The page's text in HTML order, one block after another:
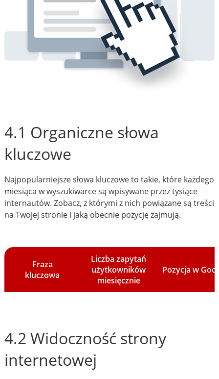
4.1 Organiczne słowa
kluczowe
Najpopularniejsze słowa kluczowe to takie, które każdego
miesiąca w wyszukiwarce są wpisywane przez tysiące
internautów. Zobacz, z którymi z nich powiązane są treści
na Twojej stronie i jaką obecnie pozycję zajmują.
Fraza
kluczowa
Liczba zapytań
użytkowników
miesięcznie
Pozycja w
4.2 Widoczność strony
internetowej